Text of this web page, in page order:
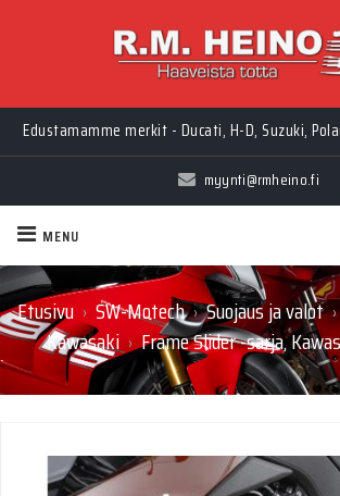
Edustamamme merkit - Ducati, H-D, Suzuki,
myynti@rmheino.fi
MENU
Etusivu › SW-Motech › Suojaus ja valot ›
Kawasaki › Frame Slider -sarja,